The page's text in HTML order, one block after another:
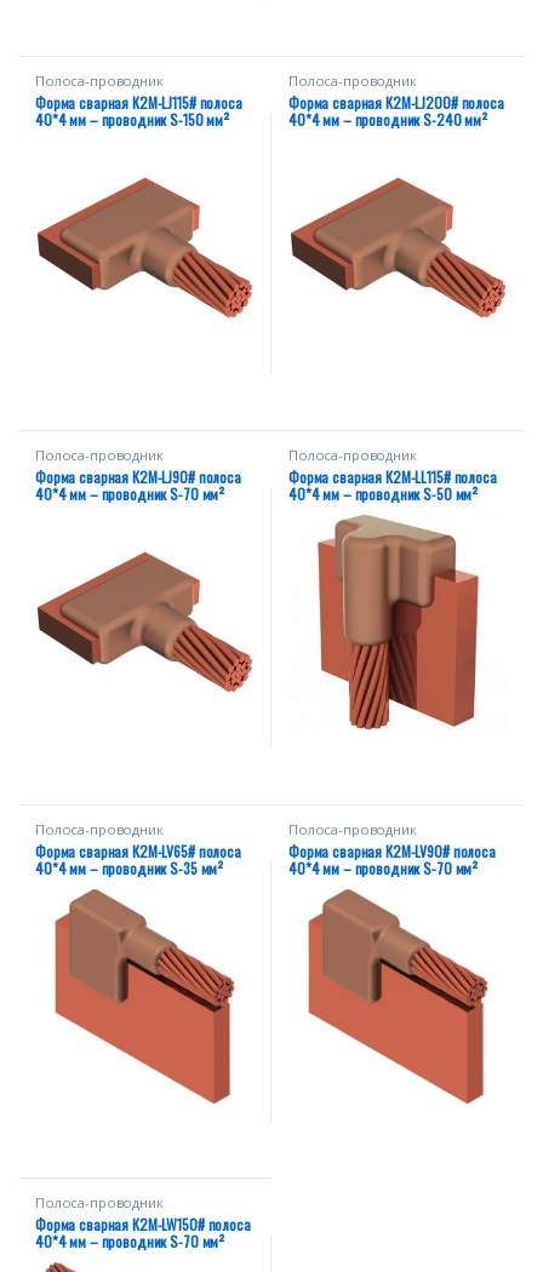
Полоса-проводник
Форма сварная К2М-LJ115# полоса
40*4 мм – проводник S-150 мм²
Полоса-проводник
Форма сварная К2М-LJ200# полоса
40*4 мм – проводник S-240 мм²
Полоса-проводник
Форма сварная К2М-LJ90# полоса
40*4 мм – проводник S-70 мм²
Полоса-проводник
Форма сварная К2М-LL115# полоса
40*4 мм – проводник S-50 мм²
Полоса-проводник
Форма сварная К2М-LV65# полоса
40*4 мм – проводник S-35 мм²
Полоса-проводник
Форма сварная К2М-LV90# полоса
40*4 мм – проводник S-70 мм²
Полоса-проводник
Форма сварная К2М-LW150# полоса
40*4 мм – проводник S-70 мм²